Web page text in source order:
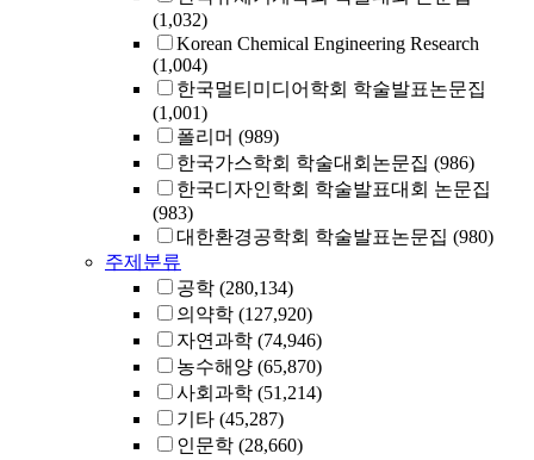
(1,032)
Korean Chemical Engineering Research
(1,004)
한국멀티미디어학회 학술발표논문집
(1,001)
폴리머 (989)
한국가스학회 학술대회논문집 (986)
한국디자인학회 학술발표대회 논문집
(983)
대한환경공학회 학술발표논문집 (980)
주제분류
공학 (280,134)
의약학 (127,920)
자연과학 (74,946)
농수해양 (65,870)
사회과학 (51,214)
기타 (45,287)
인문학 (28,660)